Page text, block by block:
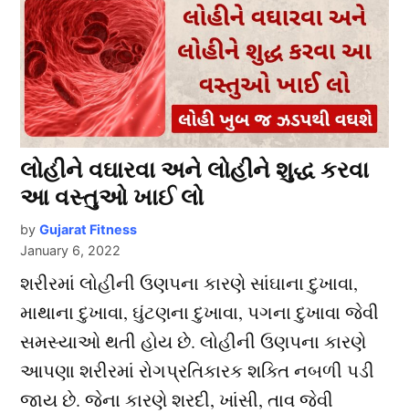
લોહીને વઘારવા અને લોહીને શુદ્ધ કરવા
આ વસ્તુઓ ખાઈ લો
by Gujarat Fitness
January 6, 2022
શરીરમાં લોહીની ઉણપના કારણે સાંઘાના દુખાવા,
માથાના દુખાવા, ઘુંટણના દુખાવા, પગના દુખાવા જેવી
સમસ્યાઓ થતી હોય છે. લોહીની ઉણપના કારણે
આપણા શરીરમાં રોગપ્રતિકારક શક્તિ નબળી પડી
જાય છે. જેના કારણે શરદી, ખાંસી, તાવ જેવી